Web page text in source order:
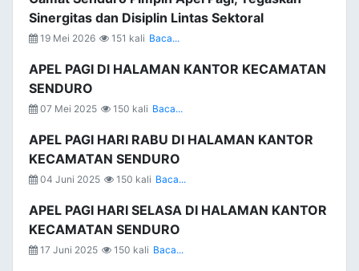
Sinergitas dan Disiplin Lintas Sektoral
19 Mei 2026 151 kali Baca...
APEL PAGI DI HALAMAN KANTOR KECAMATAN
SENDURO
07 Mei 2025 150 kali Baca...
APEL PAGI HARI RABU DI HALAMAN KANTOR
KECAMATAN SENDURO
04 Juni 2025 150 kali Baca...
APEL PAGI HARI SELASA DI HALAMAN KANTOR
KECAMATAN SENDURO
17 Juni 2025 150 kali Baca...